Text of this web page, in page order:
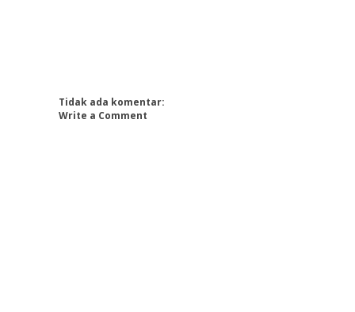
Tidak ada komentar:
Write a Comment